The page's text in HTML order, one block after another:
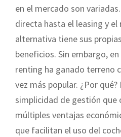
en el mercado son
directa hasta el leasing y el
alternativa tiene sus
beneficios. Sin embargo,
renting ha ganado terreno
vez más popular. ¿Por
simplicidad de gestión que
múltiples ventajas
que facilitan el uso del